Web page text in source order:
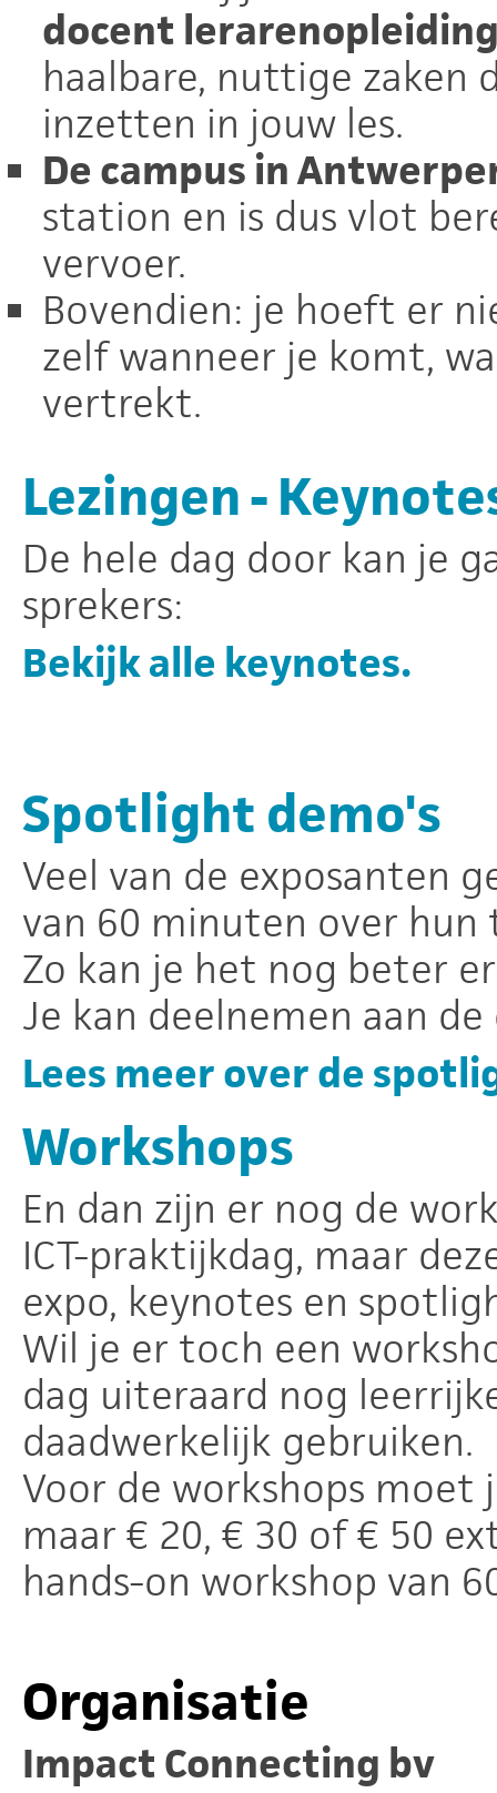
docent
haalbare, nuttige zaken
inzetten in jouw les.
De campus in
station en is dus vlot
vervoer.
Bovendien: je hoeft er
zelf wanneer je komt,
vertrekt.
Lezingen -
De hele dag door kan je
sprekers:
Bekijk alle keynotes.
Spotlight demo's
Veel van de exposanten
van 60 minuten over hun
Zo kan je het nog beter
Je kan deelnemen aan
Lees meer over de
Workshops
En dan zijn er nog de
ICT-praktijkdag, maar
expo, keynotes en
Wil je er toch een
dag uiteraard nog
daadwerkelijk gebruiken.
Voor de workshops moet
maar € 20, € 30 of € 50
hands-on workshop van
Organisatie
Impact Connecting bv